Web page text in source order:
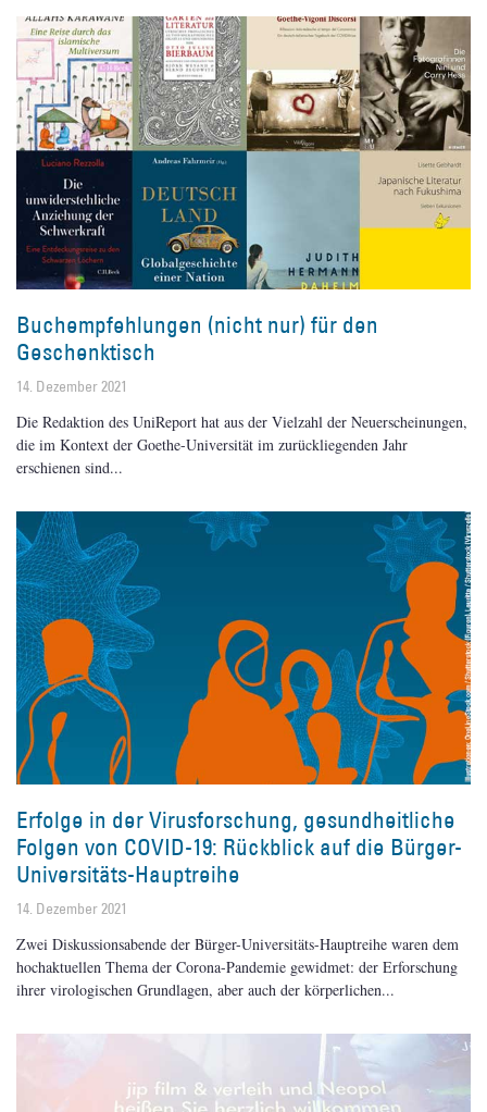
Buchempfehlungen (nicht nur) für den
Geschenktisch
14. Dezember 2021
Die Redaktion des UniReport hat aus der Vielzahl der Neuerscheinungen,
die im Kontext der Goethe-Universität im zurückliegenden Jahr
erschienen sind
Erfolge in der Virusforschung, gesundheitliche
Folgen von COVID-19: Rückblick auf die Bürger-
Universitäts-Hauptreihe
14. Dezember 2021
Zwei Diskussionsabende der Bürger-Universitäts-Hauptreihe waren dem
hochaktuellen Thema der Corona-Pandemie gewidmet: der Erforschung
ihrer virologischen Grundlagen, aber auch der körperlichen